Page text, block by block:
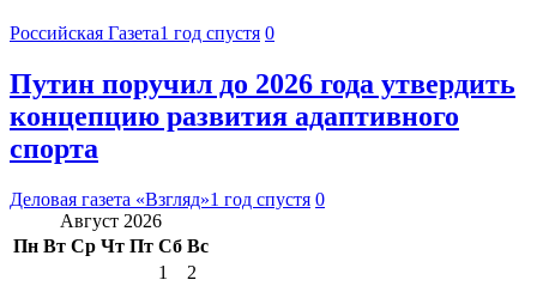
Российская Газета1 год спустя 0
Путин поручил до 2026 года утвердить
концепцию развития адаптивного
спорта
Деловая газета «Взгляд»1 год спустя 0
Август 2026
Пн Вт Ср Чт Пт Сб Вс
1
2